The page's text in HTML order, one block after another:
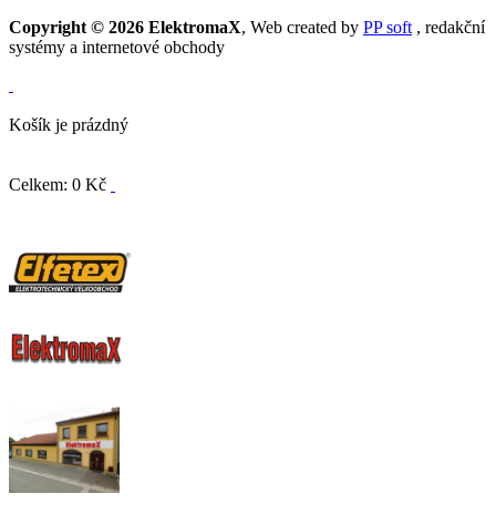
Copyright © 2026 ElektromaX, Web created by PP soft , redakční
systémy a internetové obchody
Košík je prázdný
Celkem: 0 Kč